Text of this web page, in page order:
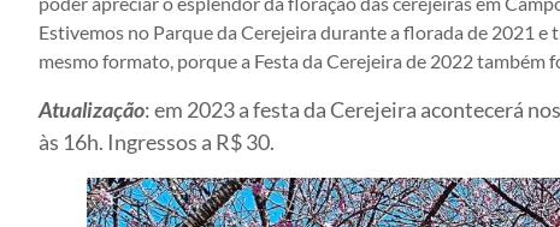
Estivemos no Parque da Cerejeira durante a florada de 2021 e
mesmo formato, porque a Festa da Cerejeira de 2022 também
Atualização: em 2023 a festa da Cerejeira acontecerá
às 16h. Ingressos a R$ 30.